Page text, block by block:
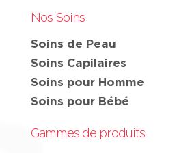
Nos Soins
Soins de Peau
Soins Capilaires
Soins pour Homme
Soins pour Bébé
Gammes de produits